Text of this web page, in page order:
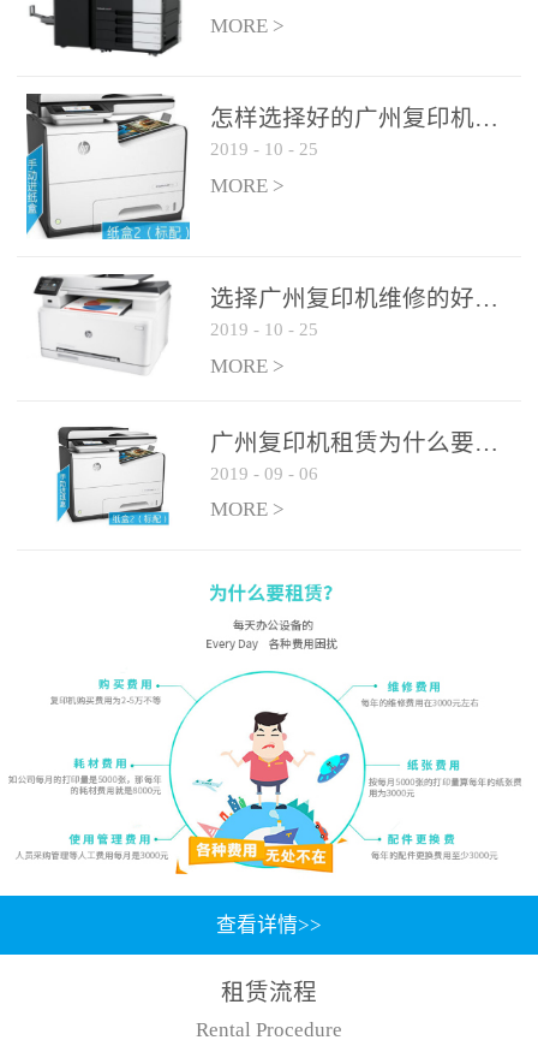
MORE >
怎样选择好的广州复印机维修公司?
2019 - 10 - 25
MORE >
选择广州复印机维修的好处有哪些?
2019 - 10 - 25
MORE >
广州复印机租赁为什么要选大平台
2019 - 09 - 06
MORE >
查看详情>>
租赁流程
Rental Procedure